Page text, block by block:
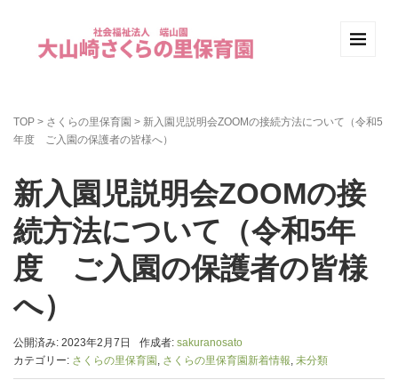
TOP > さくらの里保育園 > 新入園児説明会ZOOMの接続方法について（令和5
年度 ご入園の保護者の皆様へ）
新入園児説明会ZOOMの接
続方法について（令和5年
度 ご入園の保護者の皆様
へ）
公開済み: 2023年2月7日 作成者: sakuranosato
カテゴリー: さくらの里保育園 , さくらの里保育園新着情報, 未分類